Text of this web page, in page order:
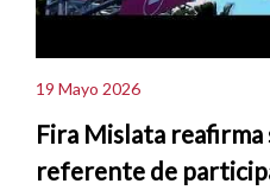
19 Mayo 2026
Fira Mislata reafirma
referente de